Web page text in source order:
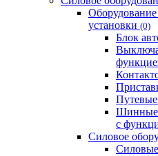
установки (0)
Блок
Шинные
с
Силовое